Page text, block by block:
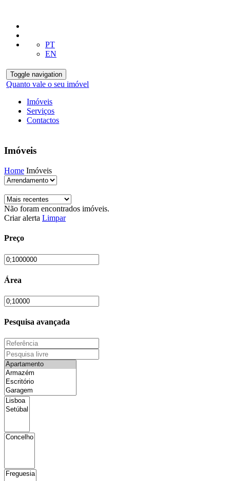
PT
EN
Toggle navigation
Quanto vale o seu imóvel
Imóveis
Serviços
Contactos
Imóveis
Home Imóveis
Não foram encontrados imóveis.
Criar alerta Limpar
Preço
Área
Pesquisa avançada